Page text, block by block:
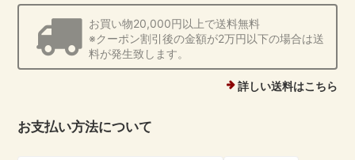
お買い物20,000円以上で送料無料
※クーポン割引後の金額が2万円以下の場合は送
料が発生致します。
詳しい送料はこちら
お支払い方法について